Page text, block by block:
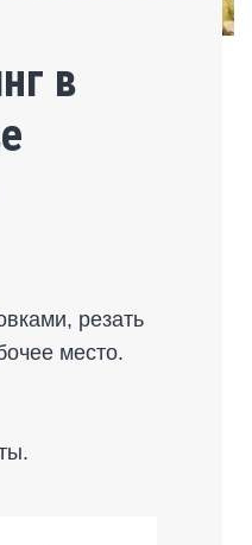
в
резать
место.